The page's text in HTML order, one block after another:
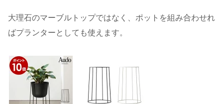
大理石のマーブルトップではなく、ポットを組み合わせれ
ばプランターとしても使えます。